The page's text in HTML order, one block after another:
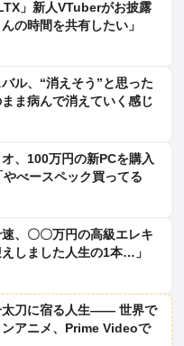
」新人VTuberがお披露
の時間を共有したい」
ル、“消えそう”と思った
ま病んで消えていく感じ
、100万円の新PCを購入
やべースペック買ってる
、〇〇万円の高級エレキ
しました人生の1本…」
太刀に宿る人生―― 世界で
アニメ、Prime Videoで